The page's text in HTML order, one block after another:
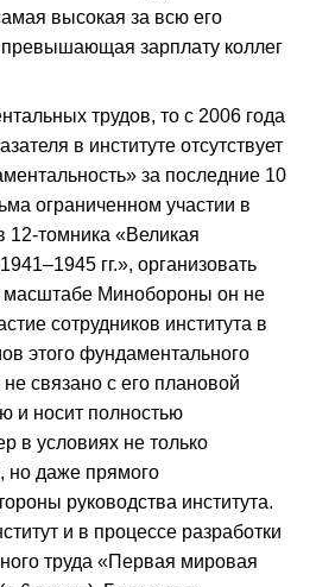
высокая за всю его
превышающая зарплату коллег
трудов, то с 2006 года
в институте отсутствует
за последние 10
ограниченном участии в
12-томника «Великая
гг.», организовать
масштабе Минобороны он не
сотрудников института в
этого фундаментального
связано с его плановой
и носит полностью
в условиях не только
но даже прямого
руководства института.
и в процессе разработки
труда «Первая мировая